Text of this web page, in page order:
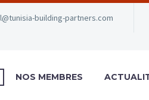
building-partners.com
NOS MEMBRES